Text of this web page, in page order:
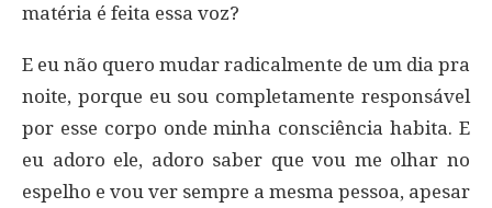
matéria é feita essa voz?
E eu não quero mudar radicalmente de um dia pra
noite, porque eu sou completamente responsável
por esse corpo onde minha consciência habita. E
eu adoro ele, adoro saber que vou me olhar no
espelho e vou ver sempre a mesma pessoa, apesar